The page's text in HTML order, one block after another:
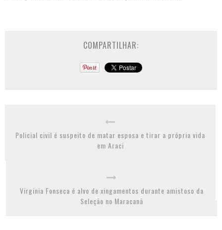
COMPARTILHAR:
Policial civil é suspeito de matar esposa e tirar a própria vida
em Araci
Virginia Fonseca é alvo de xingamentos durante amistoso da
Seleção no Maracanã